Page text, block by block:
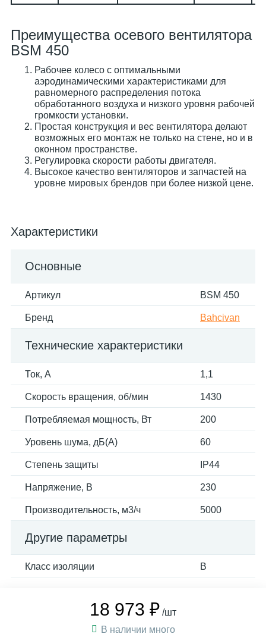
Преимущества осевого вентилятора
BSM 450
Рабочее колесо с оптимальными
аэродинамическими характеристиками для
равномерного распределения потока
обработанного воздуха и низкого уровня рабочей
громкости установки.
Простая конструкция и вес вентилятора делают
возможных его монтаж не только на стене, но и в
оконном пространстве.
Регулировка скорости работы двигателя.
Высокое качество вентиляторов и запчастей на
уровне мировых брендов при более низкой цене.
Характеристики
Основные
Артикул BSM 450
Бренд Bahcivan
Технические характеристики
Ток, А 1,1
Скорость вращения, об/мин 1430
Потребляемая мощность, Вт 200
Уровень шума, дБ(А) 60
Степень защиты IP44
Напряжение, В 230
Производительность, м3/ч 5000
Другие параметры
Класс изоляции B
18 973 ₽ /шт
В наличии много